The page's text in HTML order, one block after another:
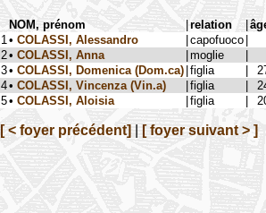
NOM, prénom |relation |
1 • COLASSI, Alessandro |capofuoco |
2• COLASSI, Anna |moglie
|
3• COLASSI, Domenica (Dom.ca) |figlia |
4• COLASSI, Vincenza (Vin.a) |figlia |
5• COLASSI, Aloisia |figlia |
[ < foyer précédent] [ foyer suivant > ]